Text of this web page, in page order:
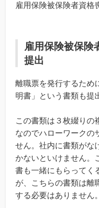
雇用保険被保険者資格
雇用保険被保険
提出
離職票を発行するため
明書」という書類も提
この書類は３枚綴りの
なのでハローワークの
せん。社内に書類がな
かないといけません。
書も一緒にもらってく
が、こちらの書類は離
する必要はありません。